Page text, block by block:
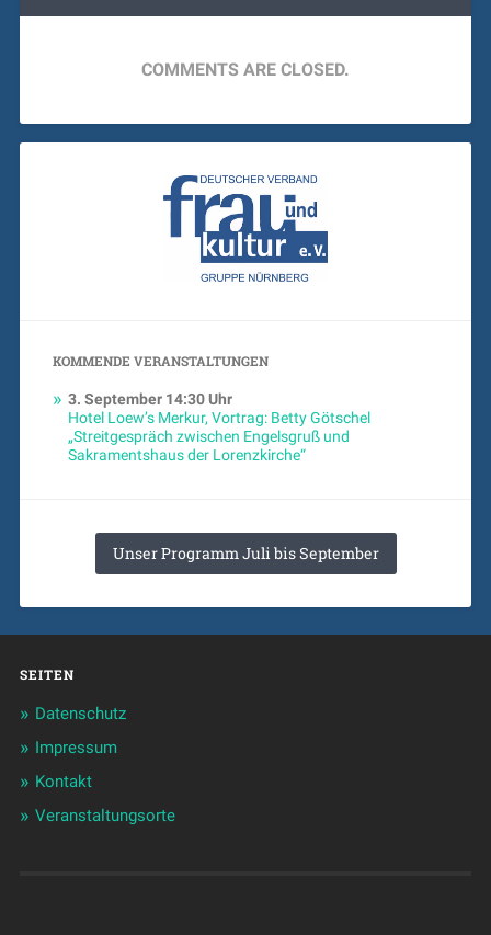
COMMENTS ARE CLOSED.
KOMMENDE VERANSTALTUNGEN
3. September14:30 Uhr
Hotel Loew’s Merkur, Vortrag: Betty Götschel
„Streitgespräch zwischen Engelsgruß und
Sakramentshaus der Lorenzkirche“
Unser Programm Juli bis September
SEITEN
Datenschutz
Impressum
Kontakt
Veranstaltungsorte